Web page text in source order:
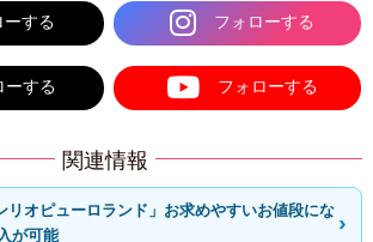
ーする フォローする
ーする フォローする
関連情報
リオピューロランド」お求めやすいお値段にな
が可能